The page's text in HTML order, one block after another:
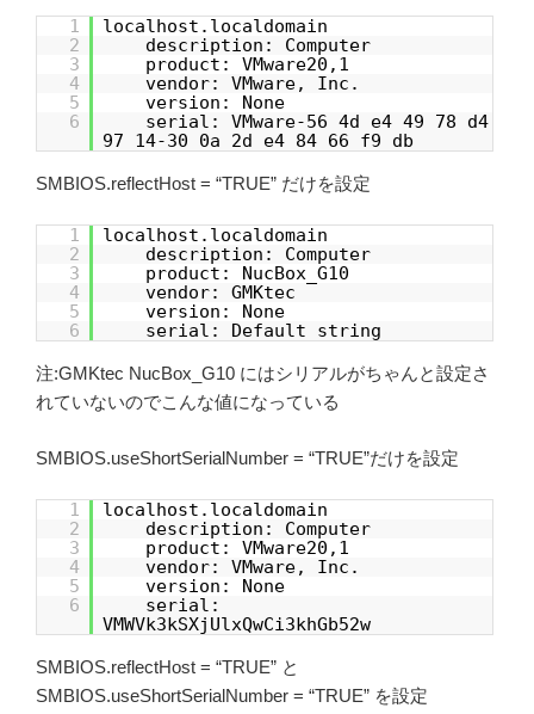
1
localhost.localdomain
2
description: Computer
3
product: VMware20,1
4
vendor: VMware, Inc.
5
version: None
6
serial: VMware-56 4d e4 49 78 d4
97 14-30 0a 2d e4 84 66 f9 db
SMBIOS.reflectHost = “TRUE” だけを設定
1
localhost.localdomain
2
description: Computer
3
product: NucBox_G10
4
vendor: GMKtec
5
version: None
6
serial: Default string
注:GMKtec NucBox_G10 にはシリアルがちゃんと設定さ
れていないのでこんな値になっている
SMBIOS.useShortSerialNumber = “TRUE”だけを設定
1
localhost.localdomain
2
description: Computer
3
product: VMware20,1
4
vendor: VMware, Inc.
5
version: None
6
serial:
VMWVk3kSXjUlxQwCi3khGb52w
SMBIOS.reflectHost = “TRUE” と
SMBIOS.useShortSerialNumber = “TRUE” を設定